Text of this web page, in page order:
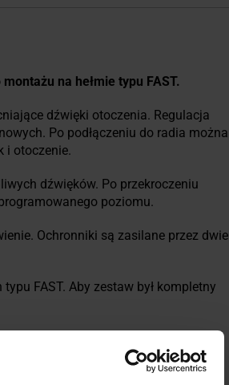
na hełmie typu FAST.
dźwięki otoczenia. Regulacja
Po podłączeniu do radia można
i otoczenie.
dźwięków. Po przekroczeniu
poziomu.
Ochronniki są zasilane przez dwie
FAST. Aby zestaw był kompletny